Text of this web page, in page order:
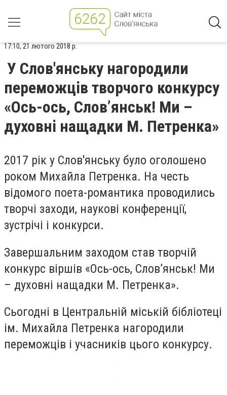
17:10, 21 лютого 2018 р.
У Слов'янську нагородили
переможців творчого конкурсу
«Ось-ось, Слов’янськ! Ми –
духовні нащадки М. Петренка»
2017 рік у Слов'янську було оголошено
роком Михайла Петренка. На честь
відомого поета-романтика проводились
творчі заходи, наукові конференції,
зустрічі і конкурси.
Завершальним заходом став творчій
конкурс віршів «Ось-ось, Слов’янськ! Ми
– духовні нащадки М. Петренка».
Сьогодні в Центральній міській бібліотеці
ім. Михайла Петренка нагородили
переможців і учасників цього конкурсу.